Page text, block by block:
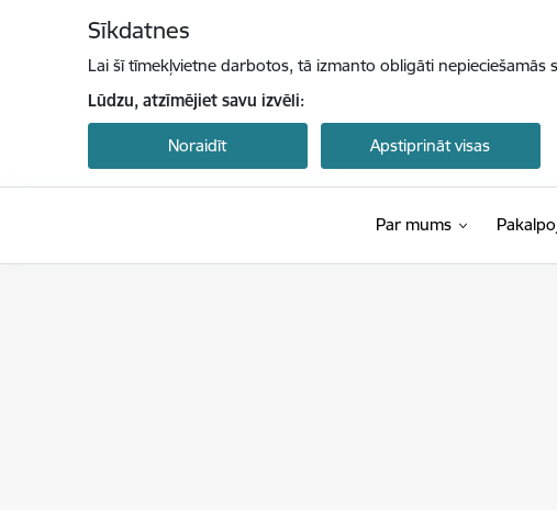
Sīkdatnes
Lai šī tīmekļvietne darbotos, tā izmanto obligāti
Lūdzu, atzīmējiet savu izvēli:
Noraidīt Apstiprināt visas
Par mums